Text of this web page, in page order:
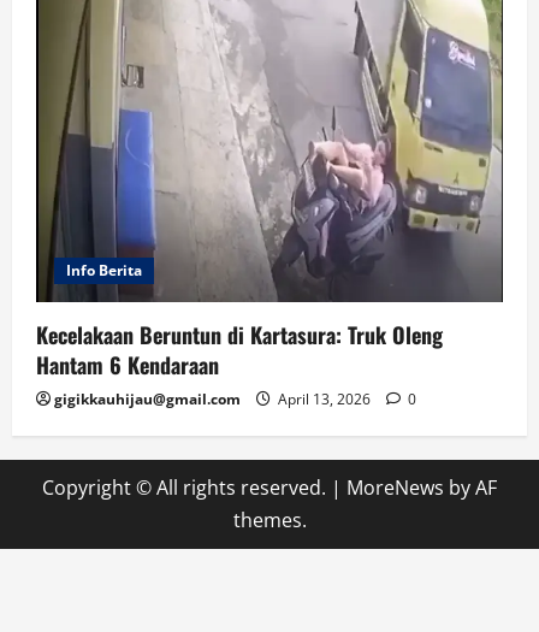
Info Berita
Kecelakaan Beruntun di Kartasura: Truk Oleng
Hantam 6 Kendaraan
gigikkauhijau@gmail.com April 13, 2026 0
Copyright © All rights reserved. | MoreNews by AF
themes.